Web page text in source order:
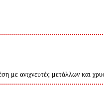
με ανιχνευτές μετάλλων και